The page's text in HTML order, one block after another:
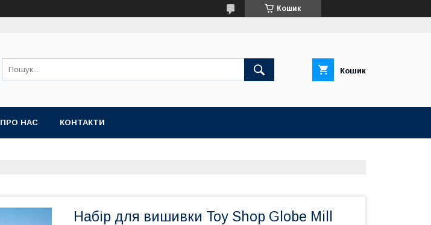
Кошик
Кошик
ПРО НАС КОНТАКТИ
Набір для вишивки Toy Shop Globe Mill